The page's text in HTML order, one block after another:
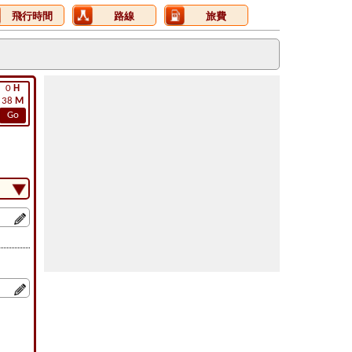
飛行時間 路線 旅費
0 H
38 M
Go